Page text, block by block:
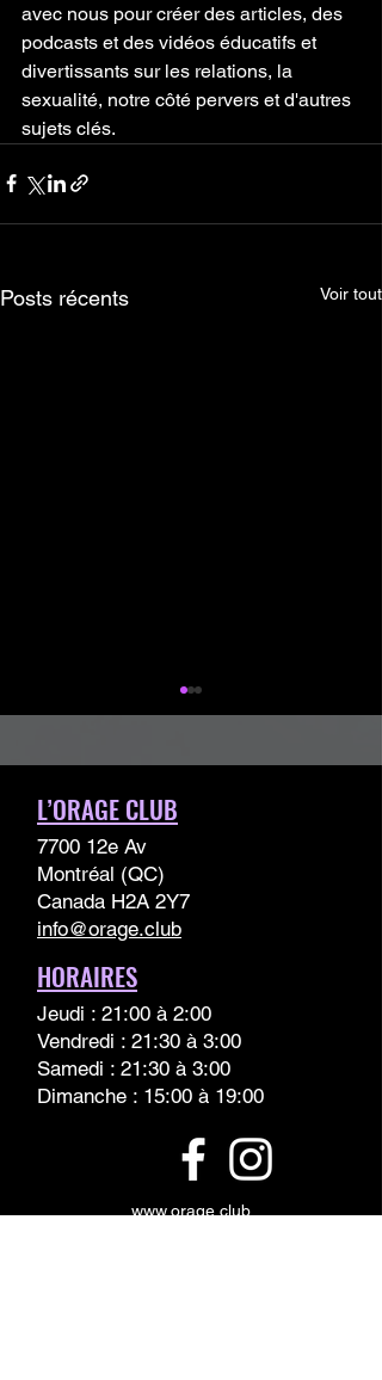
avec nous pour créer des articles, des
podcasts et des vidéos éducatifs et
divertissants sur les relations, la
sexualité, notre côté pervers et d'autres
sujets clés.
Posts récents Voir tout
Images/Visuels
L’ORAGE CLUB
7700 12e Av
Montréal (QC)
Canada H2A 2Y7
info@orage.club
HORAIRES
Jeudi : 21:00 à 2:00
Vendredi : 21:30 à 3:00
Samedi : 21:30 à 3:00
Dimanche : 15:00 à 19:00
www.orage.club